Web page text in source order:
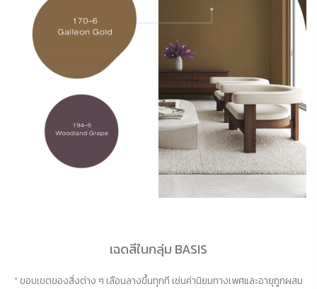
เฉดสีในกลุ่ม BASIS
" ขอบเขตของสิ่งต่าง ๆ เลือนลางขึ้นทุกที เช่นค่านิยมทางเพศและอายุถูกผสม